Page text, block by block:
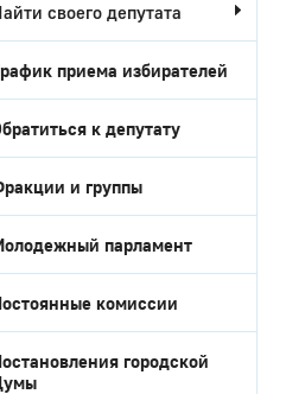
своего депутата
приема избирателей
к депутату
и группы
парламент
комиссии
городской